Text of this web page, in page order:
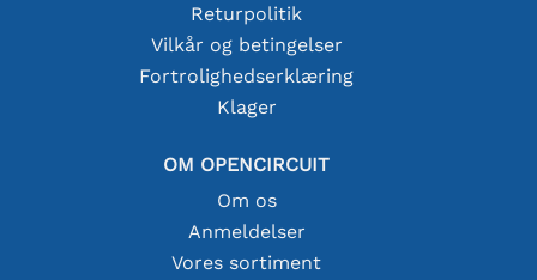
Returpolitik
Vilkår og betingelser
Fortrolighedserklæring
Klager
OM OPENCIRCUIT
Om os
Anmeldelser
Vores sortiment